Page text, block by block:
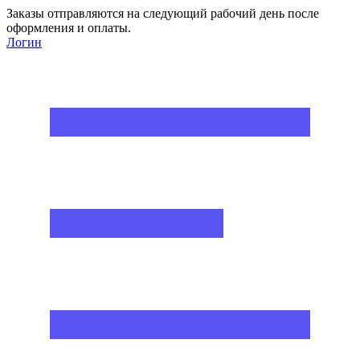
Заказы отправляются на следующий рабочий день после
оформления и оплаты.
Логин